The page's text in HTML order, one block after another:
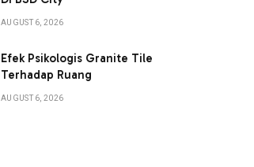
AUGUST 6, 2026
Efek Psikologis Granite Tile
Terhadap Ruang
AUGUST 6, 2026